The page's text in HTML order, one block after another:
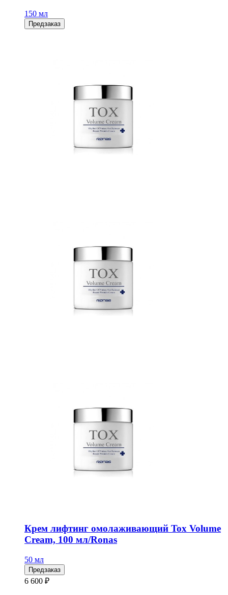
150 мл
Предзаказ
Крем лифтинг омолаживающий Tox Volume
Cream, 100 мл/Ronas
50 мл
Предзаказ
6 600 ₽